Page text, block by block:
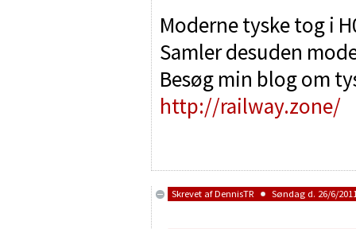
Moderne tyske tog i
Samler desuden
Besøg min blog om
http://railway.zone/
Skrevet afDennisTR Søndag d. 26/6/